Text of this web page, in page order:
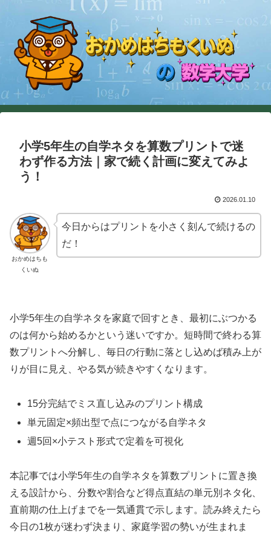
小学5年生の自学ネタを算数プリントで迷
わず作る方法｜家で続く計画に変えてみよ
う！
2026.01.10
おかめはちも
くいぬ
今日からはプリントを小さく刻んで続けるの
だ！
小学5年生の自学ネタを家庭で回すとき、最初にぶつかる
のは何から始めるかという迷いですか。短時間で終わる算
数プリントへ分解し、毎日の行動に落とし込めば積み上が
りが目に見え、やる気が続きやすくなります。
15分完結でミス直し込みのプリント構成
単元固定×頻出型で点につながる自学ネタ
週5回×小テスト形式で定着を可視化
本記事では小学5年生の自学ネタを算数プリントに置き換
える設計から、分数や割合など得点直結の単元別ネタ化、
直前期の仕上げまでを一気通貫で示します。読み終えたら
今日の1枚が迷わず決まり、家庭学習の勢いが生まれま